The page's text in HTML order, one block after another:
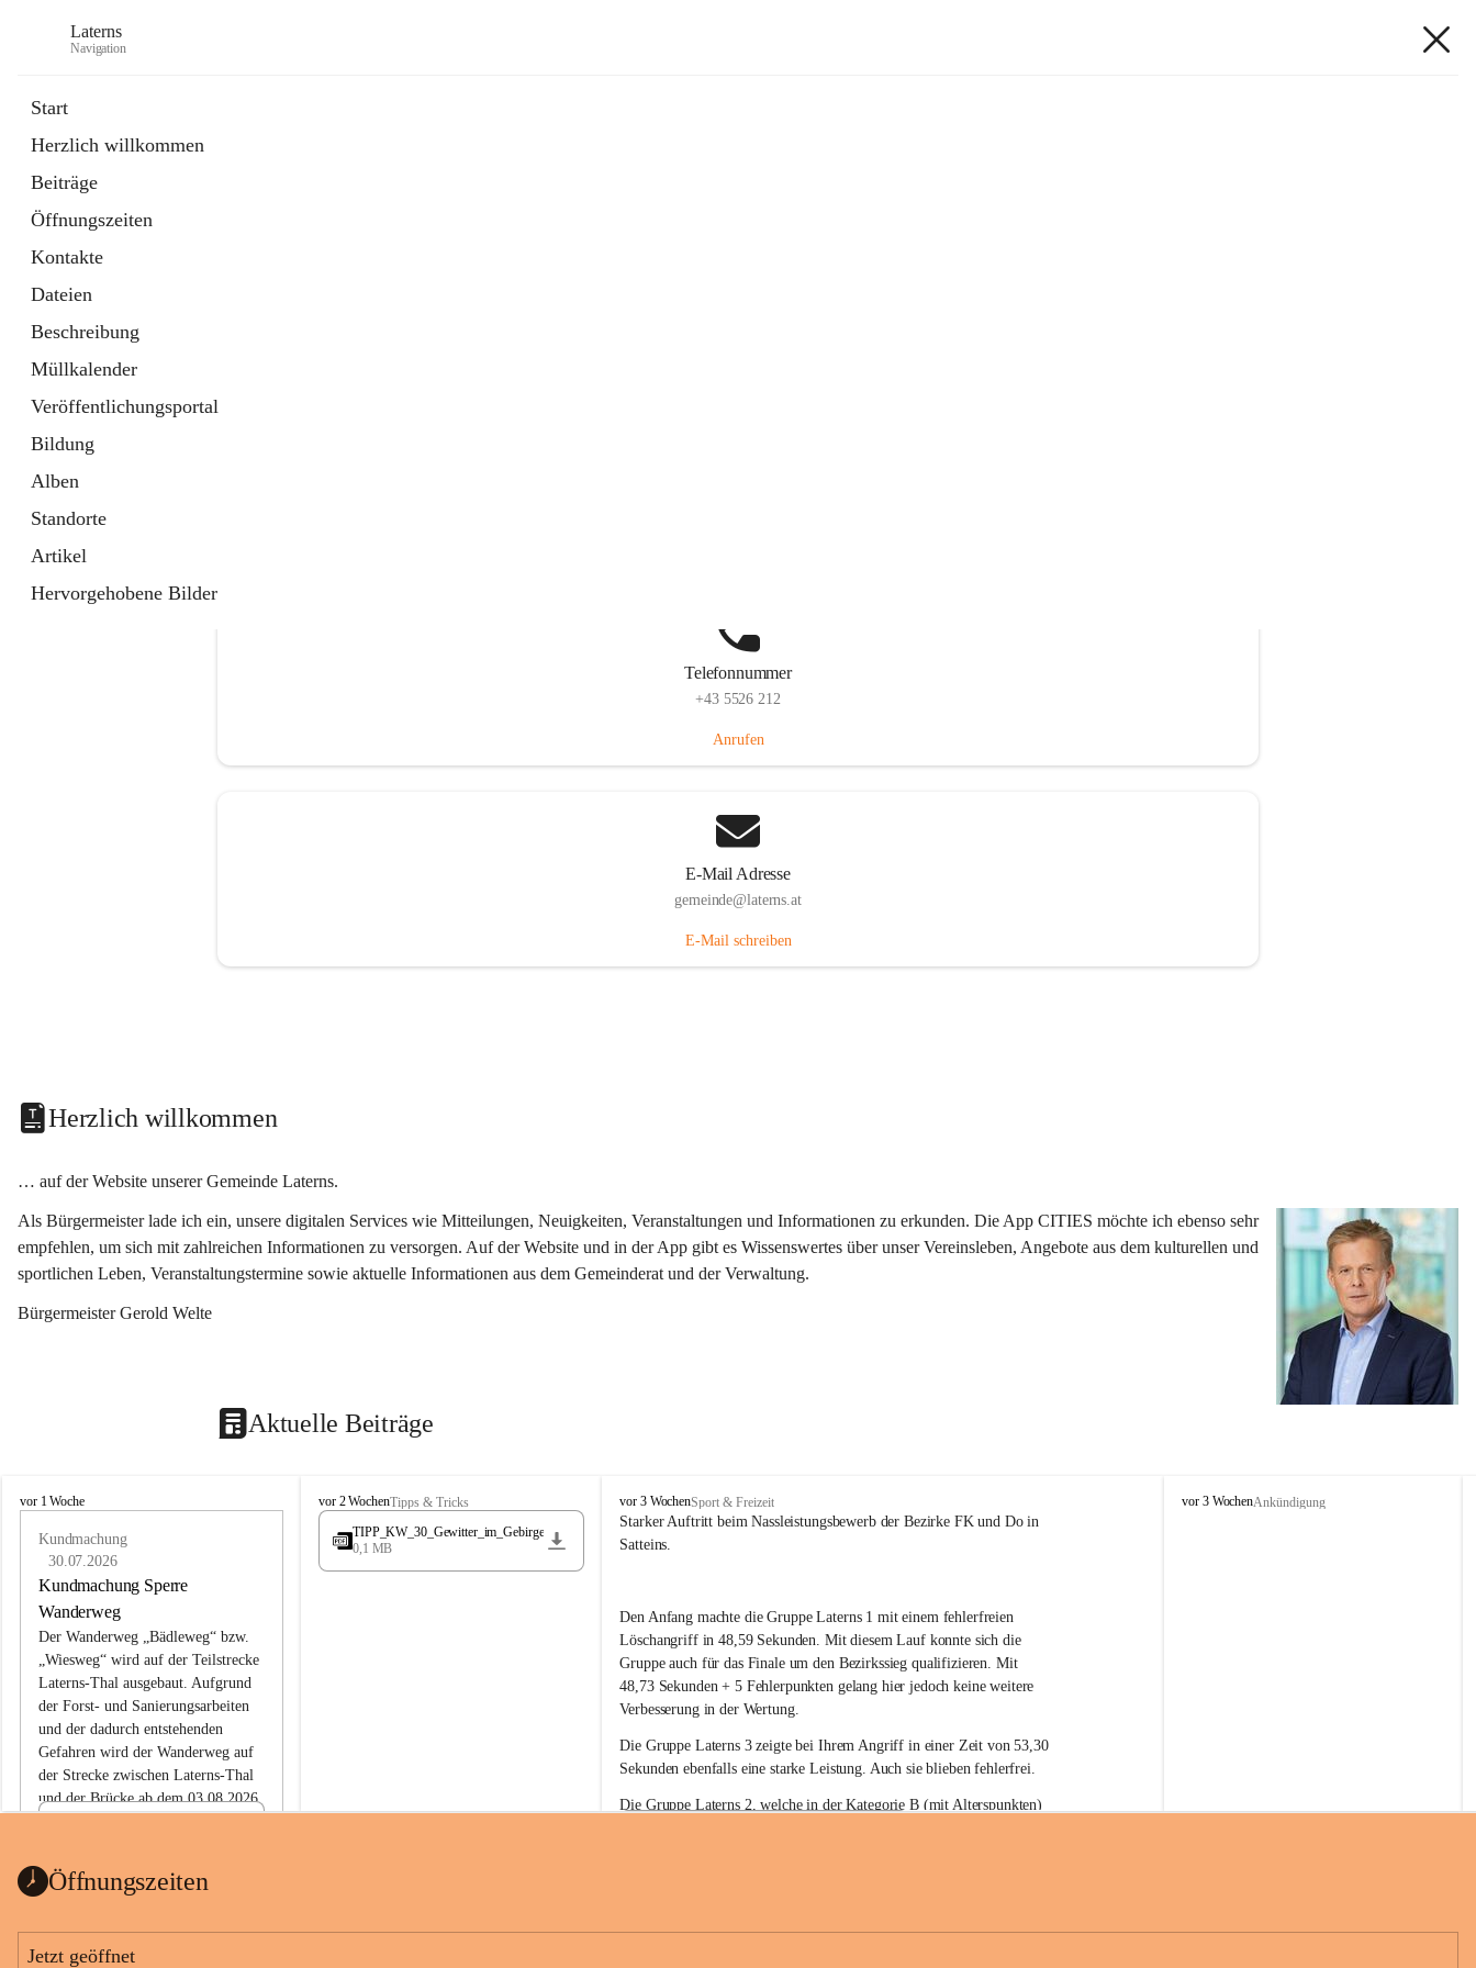
Laterns
Navigation
Start
Herzlich willkommen
Beiträge
Öffnungszeiten
Kontakte
Dateien
Beschreibung
Müllkalender
Veröffentlichungsportal
Bildung
Alben
Standorte
Artikel
Hervorgehobene Bilder
Telefonnummer
+43 5526 212
Anrufen
E-Mail Adresse
gemeinde@laterns.at
E-Mail schreiben
Herzlich willkommen
… auf der Website unserer Gemeinde Laterns.
Als Bürgermeister lade ich ein, unsere digitalen Services wie Mitteilungen, Neuigkeiten, Veranstaltungen und Informationen zu erkunden. Die App CITIES möchte ich ebenso sehr
empfehlen, um sich mit zahlreichen Informationen zu versorgen. Auf der Website und in der App gibt es Wissenswertes über unser Vereinsleben, Angebote aus dem kulturellen und
sportlichen Leben, Veranstaltungstermine sowie aktuelle Informationen aus dem Gemeinderat und der Verwaltung.
Bürgermeister Gerold Welte
Aktuelle Beiträge
L
vor 1 Woche
Kundmachung
30.07.2026
Kundmachung Sperre
Wanderweg
Der Wanderweg „Bädleweg“ bzw.
„Wiesweg“ wird auf der Teilstrecke
Laterns-Thal ausgebaut. Aufgrund
der Forst- und Sanierungsarbeiten
und der dadurch entstehenden
Gefahren wird der Wanderweg auf
der Strecke zwischen Laterns-Thal
und der Brücke ab dem 03.08.2026
ht
1 Seite•0,1 MB
L
a
e
vor 2 WochenTipps & Tricks
TIPP_KW_30_Gewitter_im_Gebirge
0,1 MB
F
r
e
l
l
i
g
e
F
e
u
e
r
w
t
vor 3 WochenSport & Freizeit
Starker Auftritt beim Nassleistungsbewerb der Bezirke FK und Do in
Satteins.
Den Anfang machte die Gruppe Laterns 1 mit einem fehlerfreien
Löschangriff in 48,59 Sekunden. Mit diesem Lauf konnte sich die
Gruppe auch für das Finale um den Bezirkssieg qualifizieren. Mit
48,73 Sekunden + 5 Fehlerpunkten gelang hier jedoch keine weitere
Verbesserung in der Wertung.
Die Gruppe Laterns 3 zeigte bei Ihrem Angriff in einer Zeit von 53,30
Sekunden ebenfalls eine starke Leistung. Auch sie blieben fehlerfrei.
Die Gruppe Laterns 2, welche in der Kategorie B (mit Alterspunkten)
L
vor 3 WochenAnkündigung
Öffnungszeiten
Jetzt geöffnet